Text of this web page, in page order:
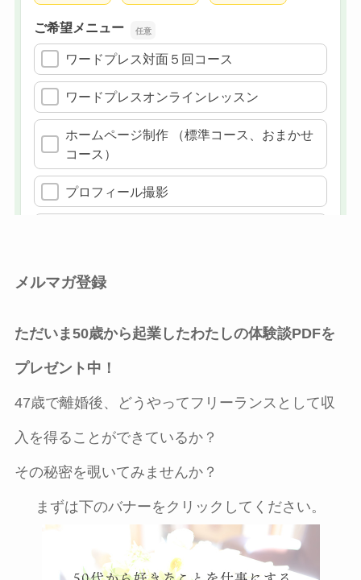
メルマガ登録
ただいま50歳から起業したわたしの体験談PDFを
プレゼント中！
47歳で離婚後、どうやってフリーランスとして収
入を得ることができているか？
その秘密を覗いてみませんか？
まずは下のバナーをクリックしてください。